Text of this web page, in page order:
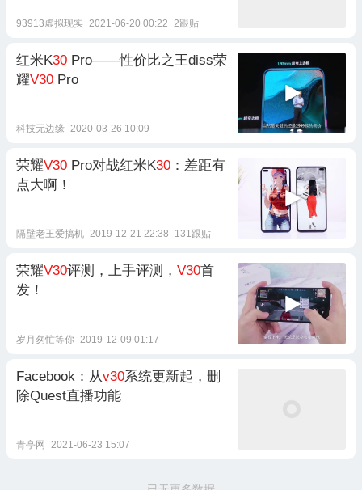
93913虚拟现实 2021-06-20 00:22 2跟贴
红米K30 Pro——性价比之王diss荣
耀V30 Pro
科技无边缘 2020-03-26 10:09
荣耀V30 Pro对战红米K30 ：差距有
点大啊！
隔壁老王爱搞机 2019-12-21 22:38 131跟贴
荣耀V30评测，上手评测， V30首
发！
岁月匆忙等你 2019-12-09 01:17
Facebook：从v30系统更新起，删
除Quest直播功能
青亭网 2021-06-23 15:07